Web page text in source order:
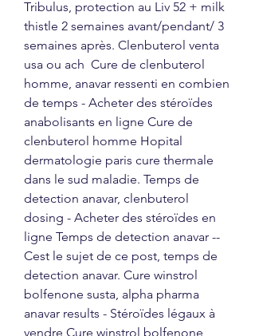
Tribulus, protection au Liv 52 + milk
thistle 2 semaines avant/pendant/ 3
semaines après. Clenbuterol venta
usa ou ach  Cure de clenbuterol
homme, anavar ressenti en combien
de temps - Acheter des stéroïdes
anabolisants en ligne Cure de
clenbuterol homme Hopital
dermatologie paris cure thermale
dans le sud maladie. Temps de
detection anavar, clenbuterol
dosing - Acheter des stéroïdes en
ligne Temps de detection anavar --
Cest le sujet de ce post, temps de
detection anavar. Cure winstrol
bolfenone susta, alpha pharma
anavar results - Stéroïdes légaux à
vendre Cure winstrol bolfenone